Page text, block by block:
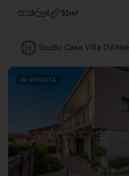
3 1 55m2
Studio Casa Villa D'Almé
IN VENDITA